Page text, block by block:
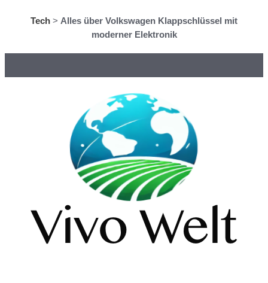
Tech > Alles über Volkswagen Klappschlüssel mit
moderner Elektronik